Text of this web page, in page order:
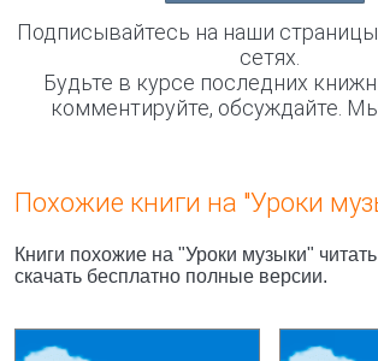
Подписывайтесь на наши
сетях.
Будьте в курсе последних
комментируйте, обсуждайте.
Похожие книги на "Уроки
Книги похожие на "Уроки музыки"
скачать бесплатно полные версии.